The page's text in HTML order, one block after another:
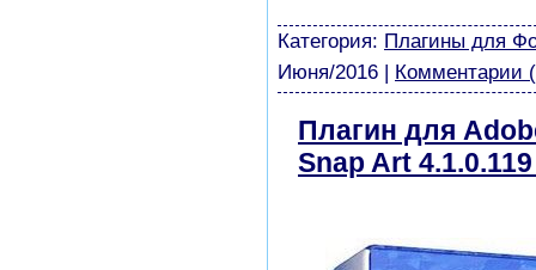
Категория: Плагины для
Июня/2016
Комментарии
Плагин для
Snap Art